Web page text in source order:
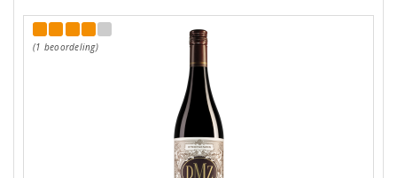
(1 beoordeling)